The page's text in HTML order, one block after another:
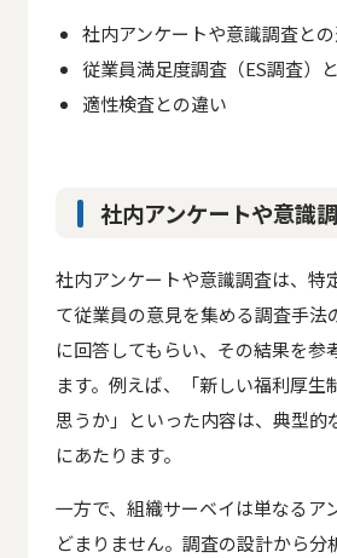
社内アンケートや意識調査と
従業員満足度調査（ES調査）
適性検査との違い
社内アンケートや意識
社内アンケートや意識調査は、特
て従業員の意見を集める調査手法
に回答してもらい、その結果を参
ます。例えば、「新しい福利厚生
思うか」といった内容は、典型的
にあたります。
一方で、組織サーベイは単なるア
どまりません。調査の設計から分